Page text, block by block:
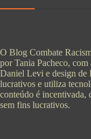
O Blog Combate
por Tania Pacheco,
Daniel Levi e design de
lucrativos e utiliza
conteúdo é incentivada,
sem fins lucrativos.